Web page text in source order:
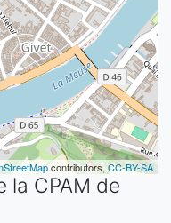
contributors, CC-BY-SA
la CPAM de